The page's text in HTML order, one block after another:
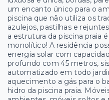
um encanto único para o
piscina que não utiliza os
azulejos, pastilhas e
a estrutura da piscina praia
monolítico! A residência
energia solar com
profundo com 45 metros,
automatizado em todo
aquecimento a gás para o
hidro da piscina praia.